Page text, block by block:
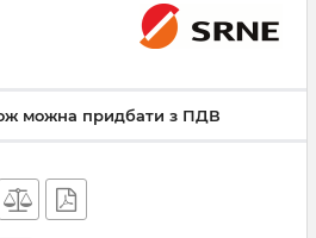
можна придбати з ПДВ